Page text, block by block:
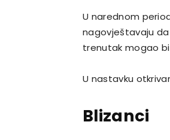
U narednom
nagovještavaju
trenutak mogao
U nastavku
Blizanci